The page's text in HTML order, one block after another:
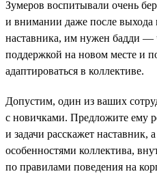
Зумеров воспитывали очень
и внимании даже после выхода
наставника, им нужен бадди —
поддержкой на новом месте и
адаптироваться в коллективе.
Допустим, один из ваших
с новичками. Предложите ему
и задачи расскажет наставник,
особенностями коллектива,
по правилами поведения на